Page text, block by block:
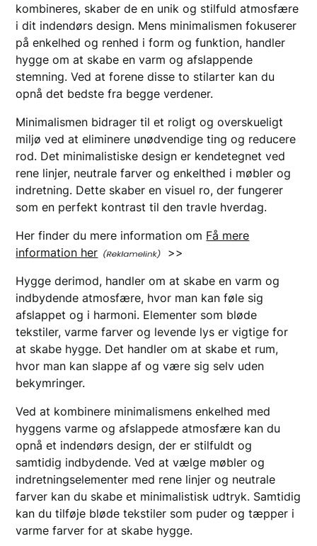
kombineres, skaber de en unik og stilfuld atmosfære
i dit indendørs design. Mens minimalismen fokuserer
på enkelhed og renhed i form og funktion, handler
hygge om at skabe en varm og afslappende
stemning. Ved at forene disse to stilarter kan du
opnå det bedste fra begge verdener.
Minimalismen bidrager til et roligt og overskueligt
miljø ved at eliminere unødvendige ting og reducere
rod. Det minimalistiske design er kendetegnet ved
rene linjer, neutrale farver og enkelthed i møbler og
indretning. Dette skaber en visuel ro, der fungerer
som en perfekt kontrast til den travle hverdag.
Her finder du mere information om Få mere
information her
>>
Hygge derimod, handler om at skabe en varm og
indbydende atmosfære, hvor man kan føle sig
afslappet og i harmoni. Elementer som bløde
tekstiler, varme farver og levende lys er vigtige for
at skabe hygge. Det handler om at skabe et rum,
hvor man kan slappe af og være sig selv uden
bekymringer.
Ved at kombinere minimalismens enkelhed med
hyggens varme og afslappede atmosfære kan du
opnå et indendørs design, der er stilfuldt og
samtidig indbydende. Ved at vælge møbler og
indretningselementer med rene linjer og neutrale
farver kan du skabe et minimalistisk udtryk. Samtidig
kan du tilføje bløde tekstiler som puder og tæpper i
varme farver for at skabe hygge.